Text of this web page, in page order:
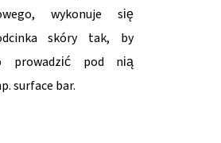
wykonuje się
skóry tak, by
prowadzić pod nią
surface bar.